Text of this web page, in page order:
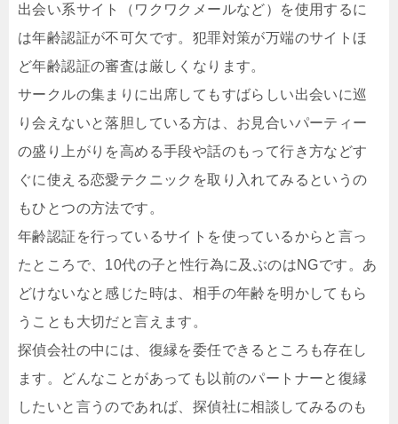
出会い系サイト（ワクワクメールなど）を使用するに
は年齢認証が不可欠です。犯罪対策が万端のサイトほ
ど年齢認証の審査は厳しくなります。
サークルの集まりに出席してもすばらしい出会いに巡
り会えないと落胆している方は、お見合いパーティー
の盛り上がりを高める手段や話のもって行き方などす
ぐに使える恋愛テクニックを取り入れてみるというの
もひとつの方法です。
年齢認証を行っているサイトを使っているからと言っ
たところで、10代の子と性行為に及ぶのはNGです。あ
どけないなと感じた時は、相手の年齢を明かしてもら
うことも大切だと言えます。
探偵会社の中には、復縁を委任できるところも存在し
ます。どんなことがあっても以前のパートナーと復縁
したいと言うのであれば、探偵社に相談してみるのも